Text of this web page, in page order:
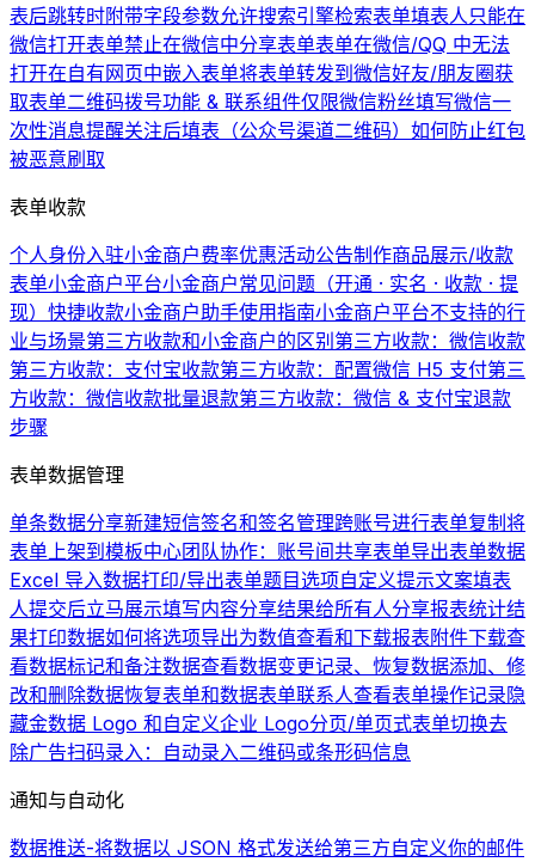
表后跳转时附带字段参数允许搜索引擎检索表单填表人只能在
微信打开表单禁止在微信中分享表单表单在微信/QQ 中无法
打开在自有网页中嵌入表单将表单转发到微信好友/朋友圈获
取表单二维码拨号功能 & 联系组件仅限微信粉丝填写微信一
次性消息提醒关注后填表（公众号渠道二维码） 如何防止红包
被恶意刷取
表单收款
个人身份入驻小金商户费率优惠活动公告制作商品展示/收款
表单小金商户平台小金商户常见问题（开通 · 实名 · 收款 · 提
现） 快捷收款小金商户助手使用指南小金商户平台不支持的行
业与场景第三方收款和小金商户的区别第三方收款：微信收款
第三方收款：支付宝收款第三方收款：配置微信 H5 支付第三
方收款：微信收款批量退款第三方收款：微信 & 支付宝退款
步骤
表单数据管理
单条数据分享新建短信签名和签名管理跨账号进行表单复制将
表单上架到模板中心团队协作：账号间共享表单导出表单数据
Excel 导入数据打印/导出表单题目选项自定义提示文案填表
人提交后立马展示填写内容分享结果给所有人分享报表统计结
果打印数据如何将选项导出为数值查看和下载报表附件下载查
看数据标记和备注数据查看数据变更记录、恢复数据添加、修
改和删除数据恢复表单和数据表单联系人查看表单操作记录隐
藏金数据 Logo 和自定义企业 Logo分页/单页式表单切换去
除广告扫码录入：自动录入二维码或条形码信息
通知与自动化
数据推送-将数据以 JSON 格式发送给第三方自定义你的邮件